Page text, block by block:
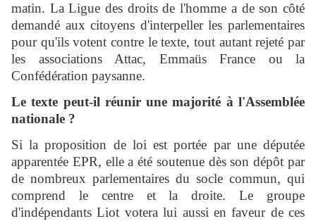
matin. La Ligue des droits de l'homme a de son côté
demandé aux citoyens d'interpeller les parlementaires
pour qu'ils votent contre le texte, tout autant rejeté par
les associations Attac, Emmaüs France ou la
Confédération paysanne.
Le texte peut-il réunir une majorité à l'Assemblée
nationale ?
Si la proposition de loi est portée par une députée
apparentée EPR, elle a été soutenue dès son dépôt par
de nombreux parlementaires du socle commun, qui
comprend le centre et la droite. Le groupe
d'indépendants Liot votera lui aussi en faveur de ces